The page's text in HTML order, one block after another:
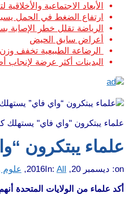
الأبعاد الاجتماعية
ارتفاع الضغط في الحمل
الرياضة تقلل خطر الإصابة
أعراض سابق الحيض
الرضاعة الطبيعية تخفف وزن
البدينات أكثر عرضة
علماء يبتكرون "واي فاي" يستهلك
علماء يبتكرون
on: ديسمبر 20, 2016 In: All
, علوم
أكد علماء من الولايات المتحدة